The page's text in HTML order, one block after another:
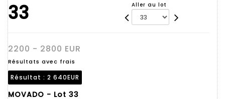
33 Aller au lot
2200 - 2800 EUR
Résultats avec frais
Résultat : 2 640EUR
MOVADO - Lot 33